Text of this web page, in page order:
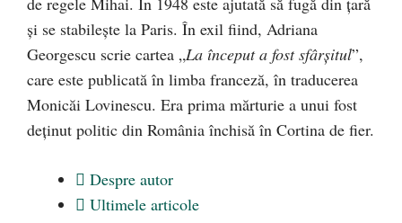
și se stabilește la Paris. În exil fiind, Adriana
Georgescu scrie cartea „La început a fost sfârșitul”,
care este publicată în limba franceză, în traducerea
Monicăi Lovinescu. Era prima mărturie a unui fost
deținut politic din România închisă în Cortina de fier.
Despre autor
Ultimele articole